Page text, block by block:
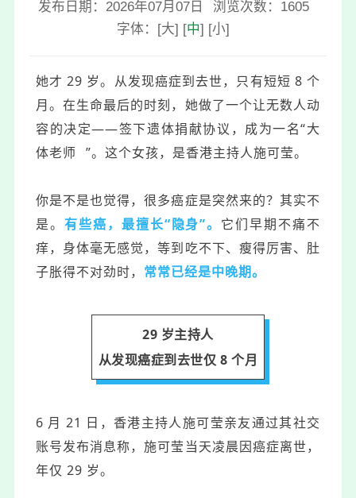
发布日期：2026年07月07日
浏览次数： 1605
字体： [大] [中] [小]
她才 29 岁。从发现癌症到去世，只有短短 8 个
月。在生命最后的时刻，她做了一个让无数人动
容的决定——签下遗体捐献协议，成为一名“大
体老师 ”。这个女孩，是香港主持人施可莹。
你是不是也觉得，很多癌症是突然来的？其实不
是。 有些癌，最擅长“隐身”。 它们早期不痛不
痒，身体毫无感觉，等到吃不下、瘦得厉害、肚
子胀得不对劲时， 常常已经是中晚期。
29 岁主持人
从发现癌症到去世仅 8 个月
6 月 21 日，香港主持人施可莹亲友通过其社交
账号发布消息称，施可莹当天凌晨因癌症离世，
年仅 29 岁。